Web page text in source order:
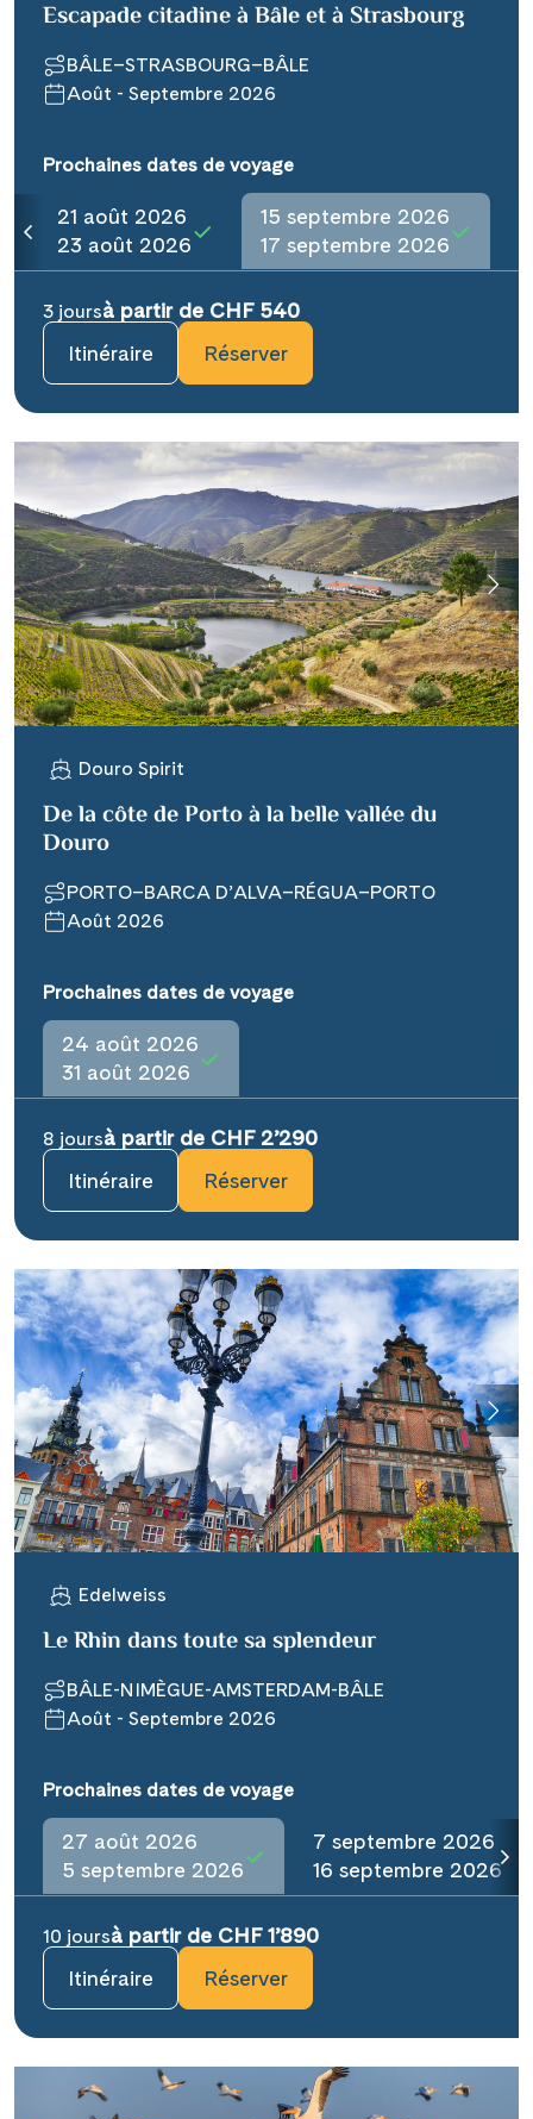
Escapade citadine à Bâle et à Strasbourg
BÂLE–STRASBOURG–BÂLE
Août - Septembre 2026
Prochaines dates de voyage
21 août 2026
23 août 2026
15 septembre 2026
17 septembre 2026
3 joursà partir de CHF 540
Itinéraire
Réserver
Douro Spirit
De la côte de Porto à la belle vallée du
Douro
PORTO–BARCA D’ALVA–RÉGUA–PORTO
Août 2026
Prochaines dates de voyage
24 août 2026
31 août 2026
8 joursà partir de CHF 2’290
Itinéraire
Réserver
Edelweiss
Le Rhin dans toute sa splendeur
BÂLE-NIMÈGUE-AMSTERDAM-BÂLE
Août - Septembre 2026
Prochaines dates de voyage
27 août 2026
5 septembre 2026
7 septembre 2026
16 septembre 2026
10 joursà partir de CHF 1’890
Itinéraire
Réserver